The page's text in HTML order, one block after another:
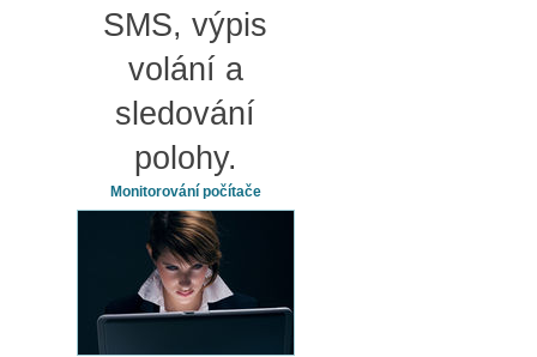
SMS, výpis
volání a
sledování
polohy.
Monitorování počítače